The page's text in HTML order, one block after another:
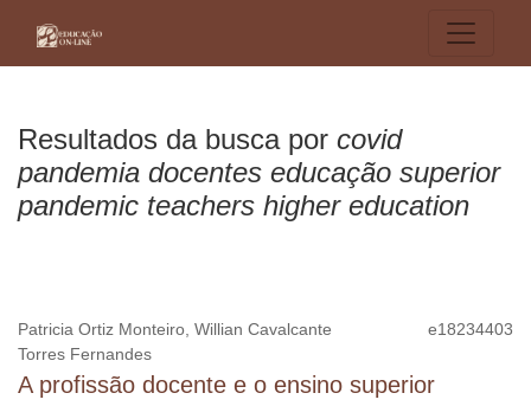
Resultados da busca por covid
pandemia docentes educação superior
pandemic teachers higher education
Patricia Ortiz Monteiro, Willian Cavalcante
Torres Fernandes
e18234403
A profissão docente e o ensino superior